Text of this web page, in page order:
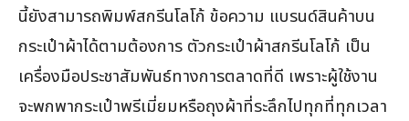
นี้ยังสามารถพิมพ์สกรีนโลโก้ ข้อความ แบรนด์สินค้าบน
กระเป๋าผ้าได้ตามต้องการ ตัวกระเป๋าผ้าสกรีนโลโก้ เป็น
เครื่องมือประชาสัมพันธ์ทางการตลาดที่ดี เพราะผู้ใช้งาน
จะพกพากระเป๋าพรีเมี่ยมหรือถุงผ้าที่ระลึกไปทุกที่ทุกเวลา